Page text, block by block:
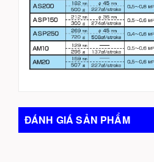
ĐÁNH GIÁ SẢN PHẨM